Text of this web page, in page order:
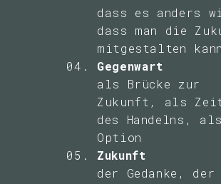
und weniger
wahrscheinliche
Zukünfte
Wünschenswerte
weniger
Jahren gelöst
werden
dass es anders
dass man die
mitgestalten kann
Gegenwart
als Brücke zur
Zukunft, als
des Handelns, als
Option
Zukunft
der Gedanke,